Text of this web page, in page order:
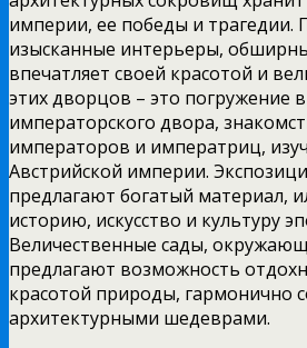
империи, ее победы и трагедии.
изысканные интерьеры,
впечатляет своей красотой и
этих дворцов – это погружение
императорского двора,
императоров и императриц,
Австрийской империи.
предлагают богатый материал,
историю, искусство и культуру
Величественные сады,
предлагают возможность
красотой природы, гармонично
архитектурными шедеврами.